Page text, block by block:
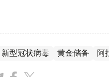
新型冠状病毒 黄金储备 阿